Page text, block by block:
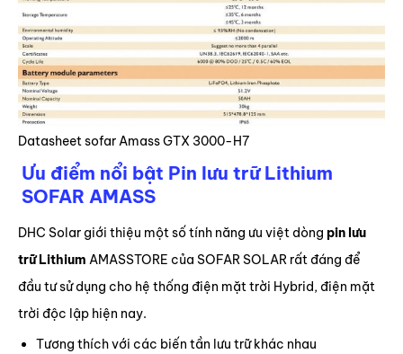
Datasheet sofar Amass GTX 3000-H7
Ưu điểm nổi bật Pin lưu trữ Lithium
SOFAR AMASS
DHC Solar giới thiệu một số tính năng ưu việt dòng pin lưu
trữ Lithium AMASSTORE của SOFAR SOLAR rất đáng để
đầu tư sử dụng cho hệ thống điện mặt trời Hybrid, điện mặt
trời độc lập hiện nay.
Tương thích với các biến tần lưu trữ khác nhau